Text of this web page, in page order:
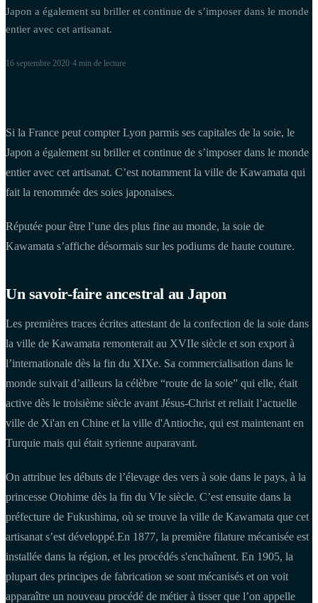
Japon a également su briller et continue de s’imposer dans le monde
entier avec cet artisanat.
16 septembre 2020 4 min de lecture
Si la France peut compter Lyon parmis ses capitales de la soie, le
Japon a également su briller et continue de s’imposer dans le monde
entier avec cet artisanat. C’est notamment la ville de Kawamata qui
fait la renommée des soies japonaises.
Réputée pour être l’une des plus fine au monde, la soie de
Kawamata s’affiche désormais sur les podiums de haute couture.
Un savoir-faire ancestral au Japon
Les premières traces écrites attestant de la confection de la soie dans
la ville de Kawamata remonterait au XVIIe siècle et son export à
l’internationale dès la fin du XIXe. Sa commercialisation dans le
monde suivait d’ailleurs la célèbre “route de la soie” qui elle, était
active dès le troisième siècle avant Jésus-Christ et reliait l’actuelle
ville de Xi'an en Chine et la ville d'Antioche, qui est maintenant en
Turquie mais qui était syrienne auparavant.
On attribue les débuts de l’élevage des vers à soie dans le pays, à la
princesse Otohime dès la fin du VIe siècle. C’est ensuite dans la
préfecture de Fukushima, où se trouve la ville de Kawamata que cet
artisanat s’est développé.En 1877, la première filature mécanisée est
installée dans la région, et les procédés s'enchaînent. En 1905, la
plupart des principes de fabrication se sont mécanisés et on voit
apparaître un nouveau procédé de métier à tisser que l’on appelle